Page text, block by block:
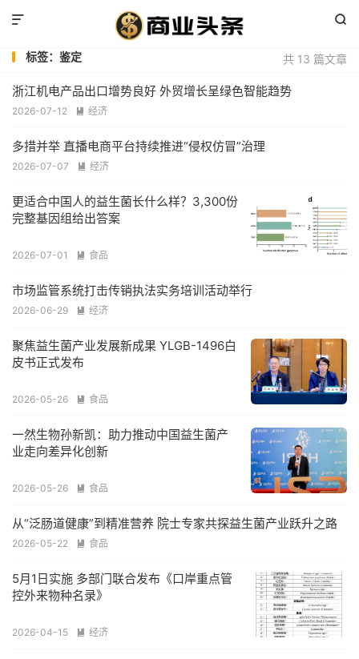


共 13 篇文章
标签：鉴定
浙江机电产品出口增势良好 外贸增长呈绿色智能趋势
2026-07-12  经济
多措并举 直播电商平台持续推进“侵权仿冒”治理
2026-07-07  经济
更适合中国人的益生菌长什么样？3,300份
完整基因组给出答案
2026-07-01  食品
市场监管系统打击传销执法实务培训活动举行
2026-06-29  经济
聚焦益生菌产业发展新成果 YLGB-1496白
皮书正式发布
2026-05-26  食品
一然生物孙新凯：助力推动中国益生菌产
业走向差异化创新
2026-05-26  食品
从“泛肠道健康”到精准营养 院士专家共探益生菌产业跃升之路
2026-05-22  食品
5月1日实施 多部门联合发布《口岸重点管
控外来物种名录》
2026-04-15  经济